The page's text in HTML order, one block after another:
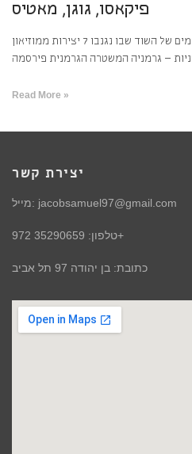
פיקאסו, גוגן, מאטיס
המשטרה הגרמנית פירסמה צילומים של השוד שבו נגנבו 7 יצירות ממוזיאון
Read More »
יצירת קשר
מייל: jacobsamuel97@gmail.com
טלפון: 35290659 972+
כתובת: בן יהודה 97 תל אביב